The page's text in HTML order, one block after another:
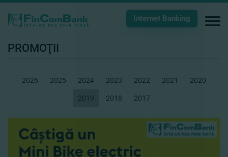
Internet Banking
PROMOŢII
2026 2025 2024 2023 2022 2021 2020
2019 2018 2017